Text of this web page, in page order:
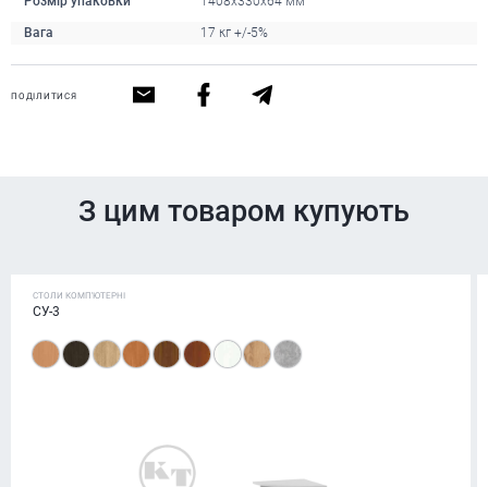
Вага 17 кг +/-5%
ПОДІЛИТИСЯ
З цим товаром купують
СТОЛИ КОМП'ЮТЕРНІ
СУ-3